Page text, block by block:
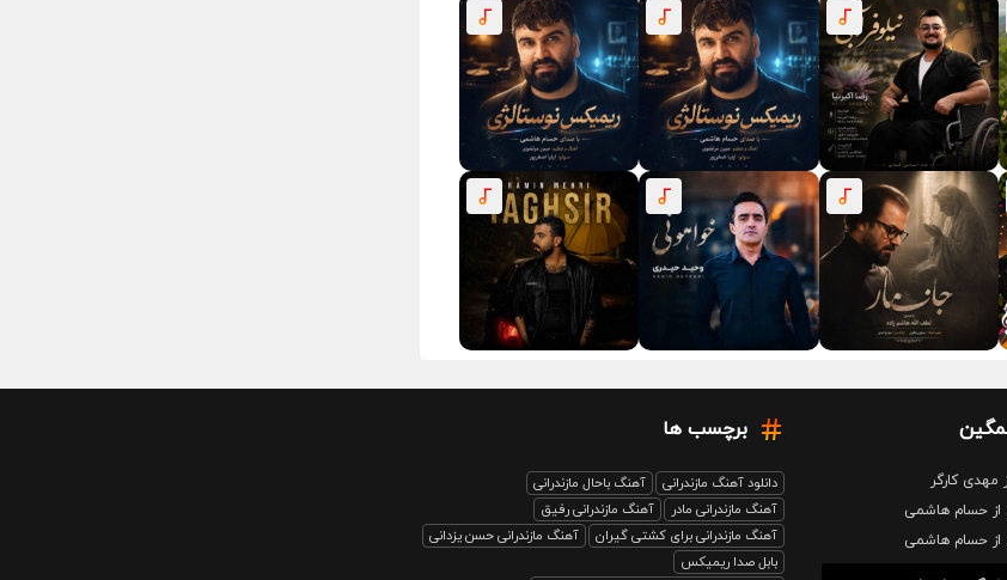
مهدی کارگر
از حسام هاشمی
از حسام هاشمی
برچسب ها
دانلود آهنگ مازندرانی
آهنگ باحال مازندرانی
آهنگ مازندرانی مادر
آهنگ مازندرانی رفیق
آهنگ مازندرانی برای کشتی گیران
آهنگ مازندرانی حسن یزدانی
بابل صدا ریمیکس